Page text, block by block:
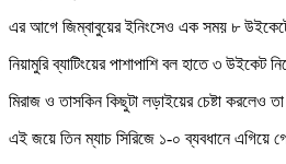
এর আগে জিম্বাবুয়ের ইনিংসেও এক সময় ৮ উইকেটে
নিয়ামুরি ব্যাটিংয়ের পাশাপাশি বল হাতে ৩ উইকেট
মিরাজ ও তাসকিন কিছুটা লড়াইয়ের চেষ্টা করলেও
এই জয়ে তিন ম্যাচ সিরিজে ১-০ ব্যবধানে এগিয়ে